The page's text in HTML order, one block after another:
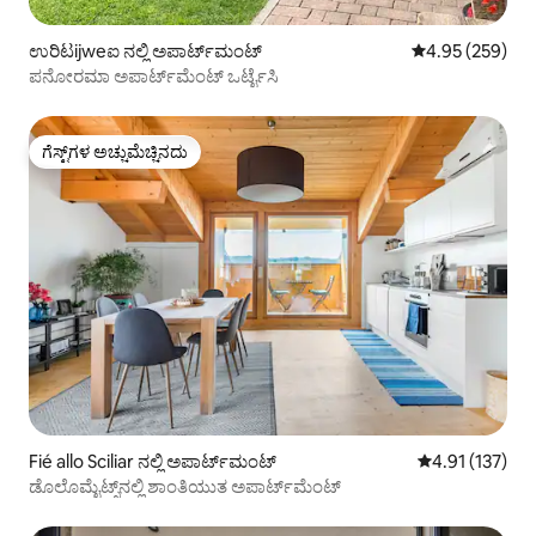
ಉರಿಟijweಐ ನಲ್ಲಿ ಅಪಾರ್ಟ್‌ಮಂಟ್ 5 ರಲ್ಲಿ 4.95
4.95 (259)
ಪನೋರಮಾ ಅಪಾರ್ಟ್‌ಮೆಂಟ್ ಒರ್ಟೈಸಿ
ಗೆಸ್ಟ್‌ಗಳ ಅಚ್ಚುಮೆಚ್ಚಿನದು
ಗೆಸ್ಟ್‌ಗಳ ಅಚ್ಚುಮೆಚ್ಚಿನದು
Fié allo Sciliar ನಲ್ಲಿ ಅಪಾರ್ಟ್‌ಮಂಟ್ 5 ರಲ್ಲಿ 4.91
4.91 (137)
ಡೊಲೊಮೈಟ್ಸ್‌ನಲ್ಲಿ ಶಾಂತಿಯುತ ಅಪಾರ್ಟ್‌ಮೆಂಟ್